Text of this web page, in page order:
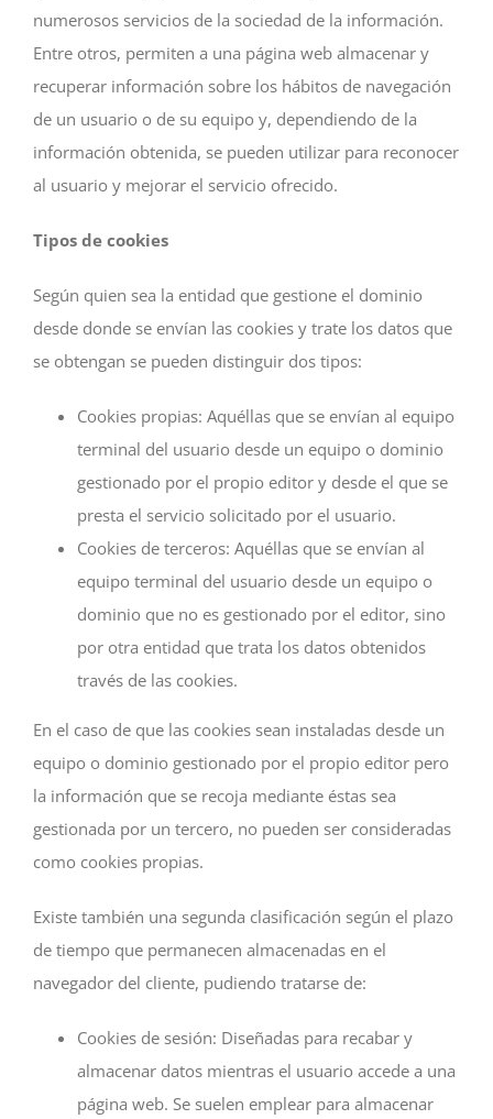
numerosos servicios de la sociedad de la información.
Entre otros, permiten a una página web almacenar y
recuperar información sobre los hábitos de navegación
de un usuario o de su equipo y, dependiendo de la
información obtenida, se pueden utilizar para reconocer
al usuario y mejorar el servicio ofrecido.
Tipos de cookies
Según quien sea la entidad que gestione el dominio
desde donde se envían las cookies y trate los datos que
se obtengan se pueden distinguir dos tipos:
Cookies propias: Aquéllas que se envían al equipo
terminal del usuario desde un equipo o dominio
gestionado por el propio editor y desde el que se
presta el servicio solicitado por el usuario.
Cookies de terceros: Aquéllas que se envían al
equipo terminal del usuario desde un equipo o
dominio que no es gestionado por el editor, sino
por otra entidad que trata los datos obtenidos
través de las cookies.
En el caso de que las cookies sean instaladas desde un
equipo o dominio gestionado por el propio editor pero
la información que se recoja mediante éstas sea
gestionada por un tercero, no pueden ser consideradas
como cookies propias.
Existe también una segunda clasificación según el plazo
de tiempo que permanecen almacenadas en el
navegador del cliente, pudiendo tratarse de:
Cookies de sesión: Diseñadas para recabar y
almacenar datos mientras el usuario accede a una
página web. Se suelen emplear para almacenar